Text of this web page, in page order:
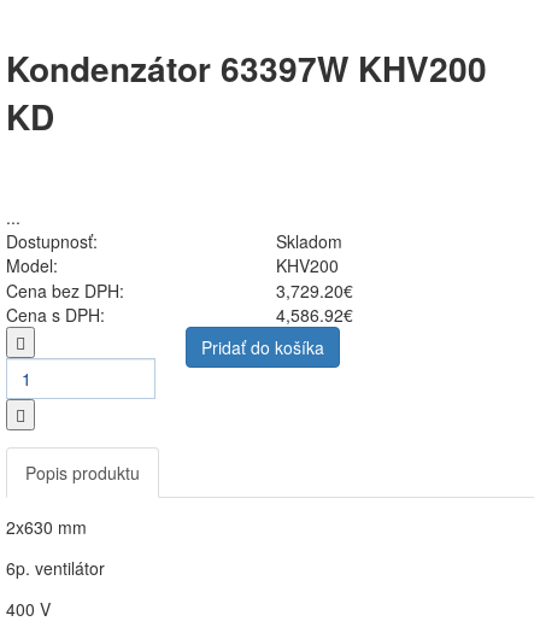
Kondenzátor 63397W KHV200
KD
...
Dostupnosť:
Skladom
Model:
KHV200
Cena bez DPH:
3,729.20€
Cena s DPH:
4,586.92€
Pridať do košíka
Popis produktu
2x630 mm
6p. ventilátor
400 V